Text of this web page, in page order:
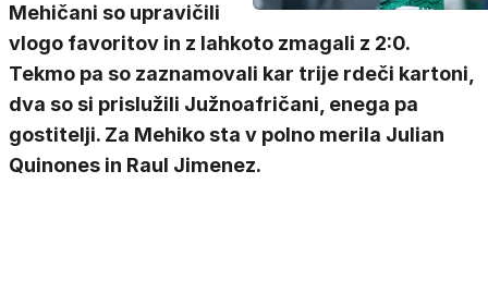
Mehičani so upravičili
vlogo favoritov in z lahkoto zmagali z 2:0.
Tekmo pa so zaznamovali kar trije rdeči kartoni,
dva so si prislužili Južnoafričani, enega pa
gostitelji. Za Mehiko sta v polno merila Julian
Quinones in Raul Jimenez.